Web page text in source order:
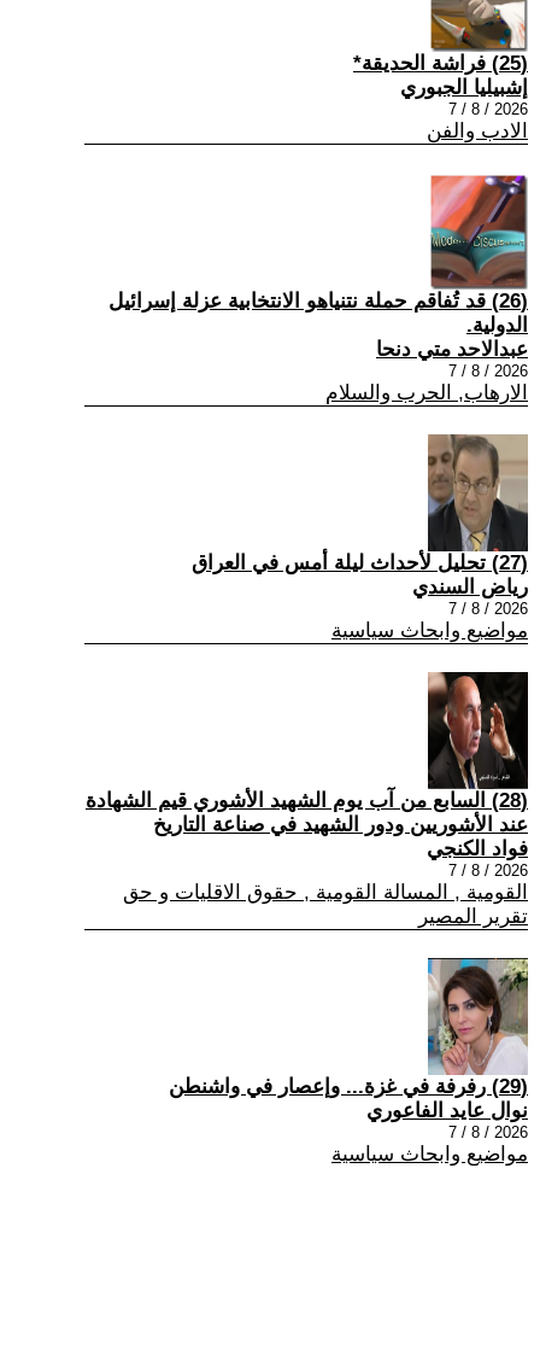
(25) فراشة الحديقة*
إشبيليا الجبوري
2026 / 8 / 7
الادب والفن
(26) قد تُفاقم حملة نتنياهو الانتخابية عزلة إسرائيل
الدولية.
عبدالاحد متي دنحا
2026 / 8 / 7
الارهاب, الحرب والسلام
(27) تحليل لأحداث ليلة أمس في العراق
رياض السندي
2026 / 8 / 7
مواضيع وابحاث سياسية
(28) السابع من آب يوم الشهيد الأشوري قيم الشهادة
عند الأشوريين ودور الشهيد في صناعة التاريخ
فواد الكنجي
2026 / 8 / 7
القومية , المسالة القومية , حقوق الاقليات و حق
تقرير المصير
(29) رفرفة في غزة... وإعصار في واشنطن
نوال عايد الفاعوري
2026 / 8 / 7
مواضيع وابحاث سياسية